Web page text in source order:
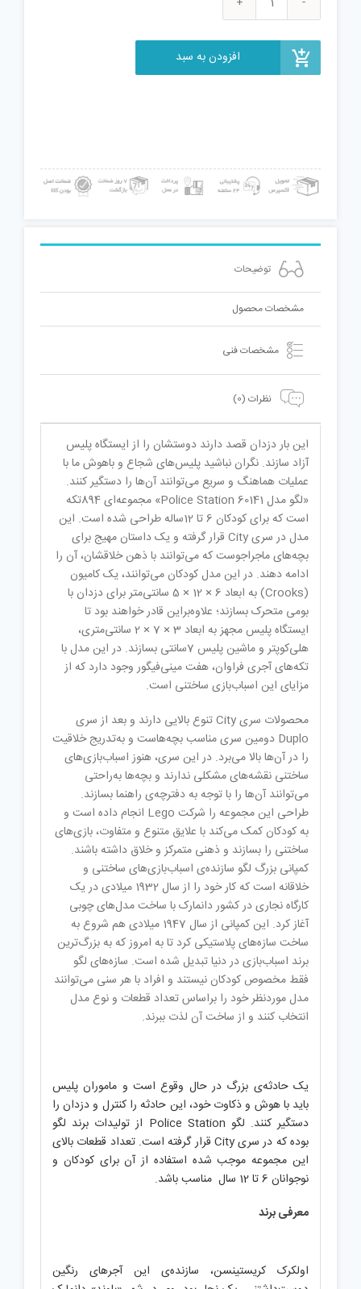
لگو
افزودن به سبد
توضیحات
مشخصات محصول
مشخصات فنی
نظرات (0)
این بار دزدان قصد دارند دوستشان را از ایستگاه پلیس
آزاد سازند. نگران نباشید پلیس‌های شجاع و باهوش ما با
عملیات هماهنگ و سریع می‌توانند آن‌ها را دستگیر کنند.
«لگو مدل Police Station 60141
» مجموعه‌ای 894تکه
است که برای کودکان 6 تا 12ساله طراحی‌ شده است. این
مدل در سریCityقرار گرفته و یک داستان مهیج برای
بچه‌های ماجراجوست که می‌توانند با ذهن خلاقشان، آن را
ادامه دهند. در این مدل کودکان می‌توانند، یک کامیون
(
Crooks
) به ابعاد 6 × 12 × 5 سانتی‌متر برای دزدان با
بومی متحرک بسازند؛ علاوه‌براین قادر خواهند بود تا
ایستگاه پلیس مجهز به ابعاد 3 × 7 × 2 سانتی‌متری،
هلی‌کوپتر و ماشین پلیس 7سانتی بسازند. در این مدل با
تکه‌های آجری فراوان، هفت مینی‌فیگور وجود دارد که از
مزایای این اسباب‌بازی ساختنی است.
محصولات سریCityتنوع بالایی دارند و بعد از سری
Duplo دومین سری مناسب بچه‌هاست و به‌تدریج خلاقیت
را در آن‌ها بالا می‌برد. در این سری، هنوز اسباب‌بازی‌های
ساختنی نقشه‌های مشکلی ندارند و بچه‌ها به‌راحتی
می‌توانند آن‌ها را با توجه به دفترچه‌ی راهنما بسازند.
طراحی این مجموعه را شرکت Lego انجام‌ داده است و
به کودکان کمک می‌کند با علایق متنوع و متفاوت، بازی‌های
ساختنی را بسازند و ذهنی متمرکز و خلاق داشته باشند.
کمپانی بزرگ لگو سازنده‌ی اسباب‌بازی‌های ساختنی و
خلاقانه است که کار خود را از سال 1932 میلادی در یک
کارگاه نجاری در کشور دانمارک با ساخت مدل‌های چوبی
آغاز کرد. این کمپانی از سال 1947 میلادی هم شروع به
ساخت سازه‌های پلاستیکی کرد تا به امروز که به بزرگ‌ترین
برند اسباب‌بازی در دنیا تبدیل ‌شده است. سازه‌های لگو
فقط مخصوص کودکان نیستند و افراد با هر سنی می‌توانند
مدل موردنظر خود را براساس تعداد قطعات و نوع مدل
انتخاب کنند و از ساخت آن لذت ببرند.
یک حادثه‌ی بزرگ در حال وقوع است و ماموران پلیس
باید با هوش و ذکاوت خود، این حادثه را کنترل و دزدان را
دستگیر کنند. لگو Police Station از تولیدات برند لگو
بوده که در سری City قرار گرفته است. تعداد قطعات بالای
این مجموعه موجب شده استفاده از آن برای کودکان و
نوجوانان 6 تا 12 سال مناسب باشد.
معرفی برند
اولکرک کریستینسن، سازنده‌ی این آجرهای رنگین